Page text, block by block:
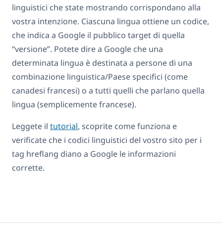
linguistici che state mostrando corrispondano alla
vostra intenzione. Ciascuna lingua ottiene un codice,
che indica a Google il pubblico target di quella
“versione”. Potete dire a Google che una
determinata lingua è destinata a persone di una
combinazione linguistica/Paese specifici (come
canadesi francesi) o a tutti quelli che parlano quella
lingua (semplicemente francese).
Leggete il tutorial, scoprite come funziona e
verificate che i codici linguistici del vostro sito per i
tag hreflang diano a Google le informazioni
corrette.